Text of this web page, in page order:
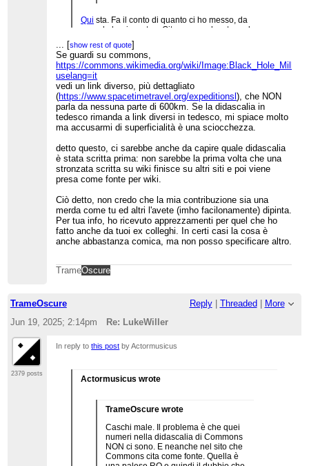
Qui sta. Fa il conto di quanto ci ho messo, da
quando ho risposto a Gitz, a cercarlo e trovarlo,
tolto il tempo per digitare, fare il quote, la preview
ecc.
[show rest of quote]
Se guardi su commons,
https://commons.wikimedia.org/wiki/
uselang=it
vedi un link diverso, più dettagliato
(https://www.spacetimetravel.org/expeditionsl), che NON
parla da nessuna parte di 600km. Se la didascalia in
tedesco rimanda a link diversi in tedesco, mi spiace molto
ma accusarmi di superficialità è una sciocchezza.
detto questo, ci sarebbe anche da capire quale didascalia
è stata scritta prima: non sarebbe la prima volta che una
stronzata scritta su wiki finisce su altri siti e poi viene
presa come fonte per wiki.
Ciò detto, non credo che la mia contribuzione sia una
merda come tu ed altri l'avete (imho facilonamente) dipinta.
Per tua info, ho ricevuto apprezzamenti per quel che ho
fatto anche da tuoi ex colleghi. In certi casi la cosa è
anche abbastanza comica, ma non posso specificare altro.
TrameOscure
TrameOscure Reply| Threaded
More
Jun 19, 2025; 2:14pm
Re: LukeWiller
2379 posts
In reply tothis post by Actormusicus
Actormusicus wrote
TrameOscure wrote
Caschi male. Il problema è che quei
numeri nella didascalia di Commons
NON ci sono. E neanche nel sito che
Commons cita come fonte. Quella è